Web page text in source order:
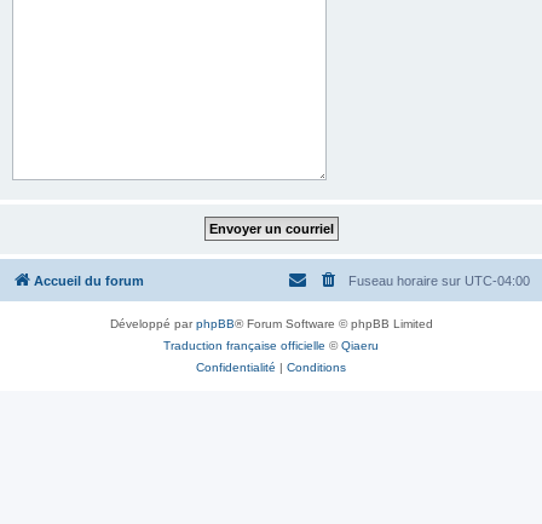
Accueil du forum Fuseau horaire sur UTC-04:00
Développé parphpBB® Forum Software © phpBB Limited
Traduction française officielle ©Qiaeru
Confidentialité | Conditions